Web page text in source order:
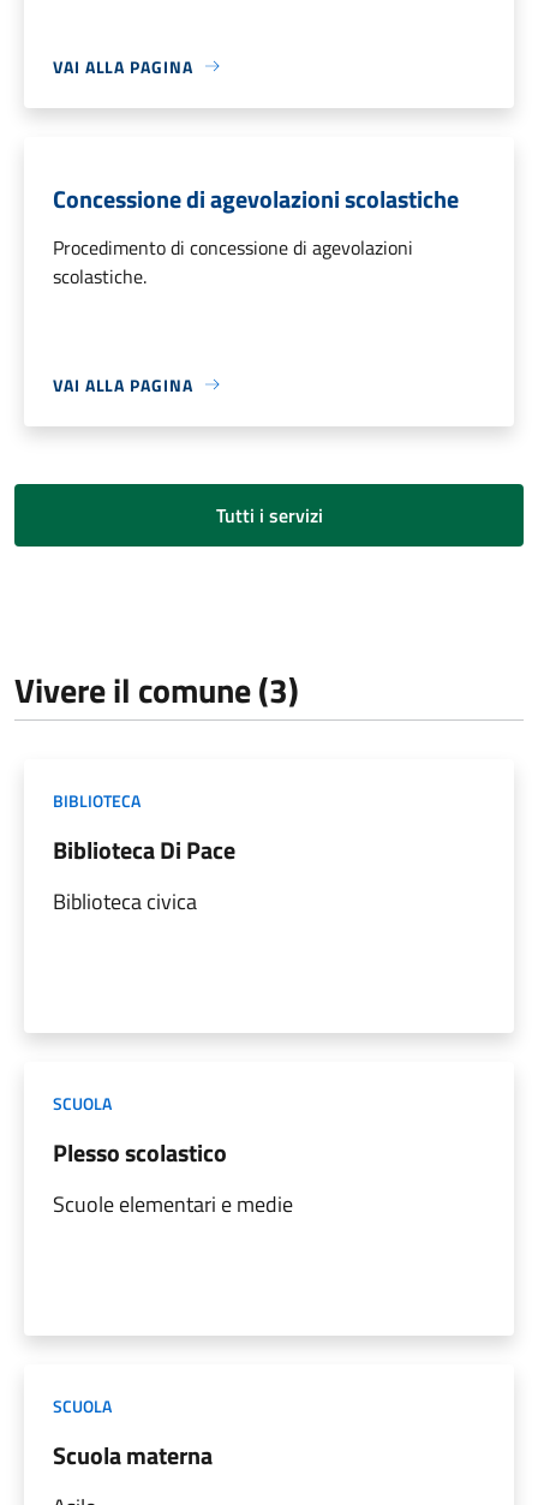
VAI ALLA PAGINA
Concessione di agevolazioni scolastiche
Procedimento di concessione di agevolazioni
scolastiche.
VAI ALLA PAGINA
Tutti i servizi
Vivere il comune (3)
BIBLIOTECA
Biblioteca Di Pace
Biblioteca civica
SCUOLA
Plesso scolastico
Scuole elementari e medie
SCUOLA
Scuola materna